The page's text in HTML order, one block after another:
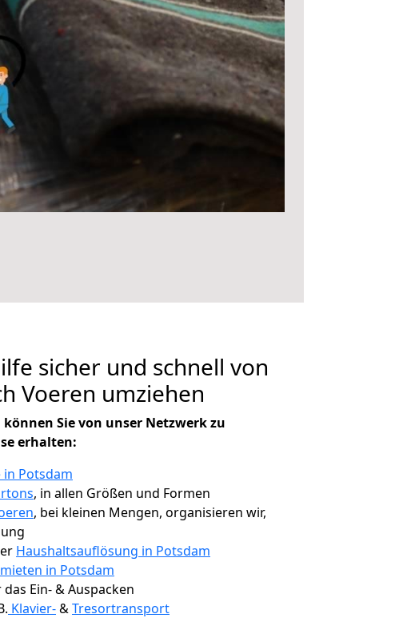
sicher und schnell von
Voeren umziehen
Sie von unser Netzwerk zu
erhalten:
Potsdam
, in allen Größen und Formen
, bei kleinen Mengen, organisieren wir,
Haushaltsauflösung in Potsdam
in Potsdam
Ein- & Auspacken
Klavier-&Tresortransport